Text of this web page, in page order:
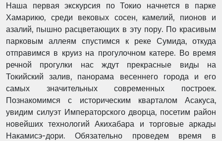
Наша первая экскурсия по Токио начнется в парке
Хамарикю, среди вековых сосен, камелий, пионов и
азалий, пышно расцветающих в эту пору. По красивым
парковым аллеям спустимся к реке Сумида, откуда
отправимся в круиз на прогулочном катере. Во время
речной прогулки нас ждут прекрасные виды на
Токийский залив, панорама весеннего города и его
самых значительных современных построек.
Познакомимся с историческим кварталом Асакуса,
увидим силуэт Императорского дворца, посетим район
новейших технологий Акихабара и торговые аркады
Накамисэ-дори. Обязательно проведем время в